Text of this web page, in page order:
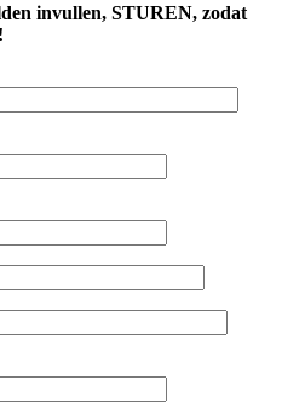
invullen, STUREN, zodat